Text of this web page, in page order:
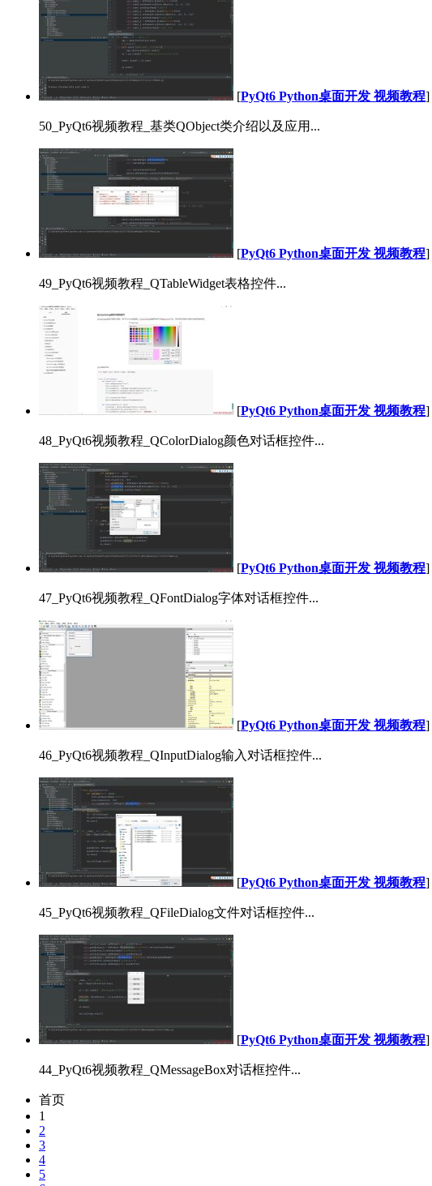
[PyQt6 Python桌面开发 视频教程]
50_PyQt6视频教程_基类QObject类介绍以及应用...
[PyQt6 Python桌面开发 视频教程]
49_PyQt6视频教程_QTableWidget表格控件...
[PyQt6 Python桌面开发 视频教程]
48_PyQt6视频教程_QColorDialog颜色对话框控件...
[PyQt6 Python桌面开发 视频教程]
47_PyQt6视频教程_QFontDialog字体对话框控件...
[PyQt6 Python桌面开发 视频教程]
46_PyQt6视频教程_QInputDialog输入对话框控件...
[PyQt6 Python桌面开发 视频教程]
45_PyQt6视频教程_QFileDialog文件对话框控件...
[PyQt6 Python桌面开发 视频教程]
44_PyQt6视频教程_QMessageBox对话框控件...
首页
1
2
3
4
5